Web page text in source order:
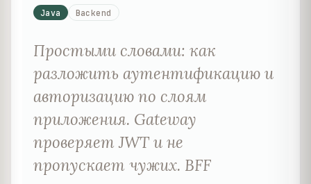
Java Backend
Простыми словами: как
разложить аутентификацию и
авторизацию по слоям
приложения. Gateway
проверяет JWT и не
пропускает чужих. BFF